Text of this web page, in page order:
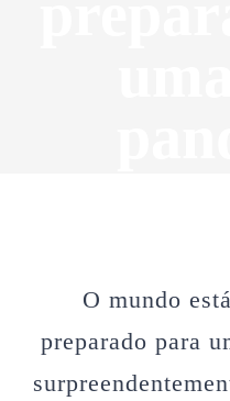
O mundo
preparado para